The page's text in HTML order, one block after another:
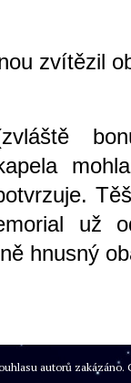
zvítězil
už
hnusný
autorů